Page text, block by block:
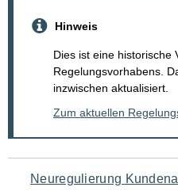
Hinweis
Dies ist eine historische
Regelungsvorhabens.
inzwischen aktualisiert.
Zum aktuellen
Navigation
Neuregulierung